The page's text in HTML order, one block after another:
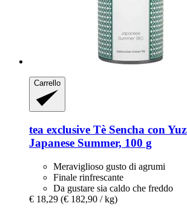
Carrello
tea exclusive Tè Sencha con
Japanese Summer, 100 g
Meraviglioso gusto di agrumi
Finale rinfrescante
Da gustare sia caldo che freddo
€ 18,29 (€ 182,90 / kg)